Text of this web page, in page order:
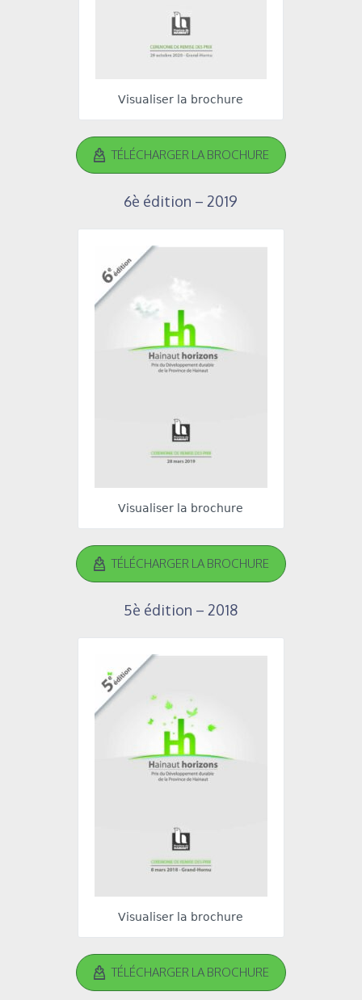
Visualiser la brochure
TÉLÉCHARGER LA BROCHURE
6è édition – 2019
Visualiser la brochure
TÉLÉCHARGER LA BROCHURE
5è édition – 2018
Visualiser la brochure
TÉLÉCHARGER LA BROCHURE